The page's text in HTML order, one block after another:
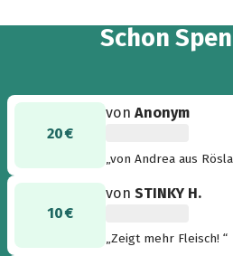
Schon 42
20 €
vonAnonym
„von Andrea aus
10 €
vonSTINKY H.
„Zeigt mehr Fleisch! “